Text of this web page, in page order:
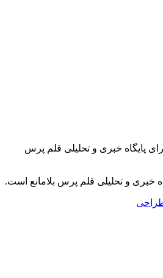
پایگاه خبری و تحلیلی قلم پرس
خبری و تحلیلی قلم پرس بلامانع است.